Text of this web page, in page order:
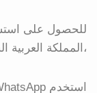
للحصول على
،المملكة العربية
استخدم WhatsApp والرسائل النصية للتواصل والتواصل مع